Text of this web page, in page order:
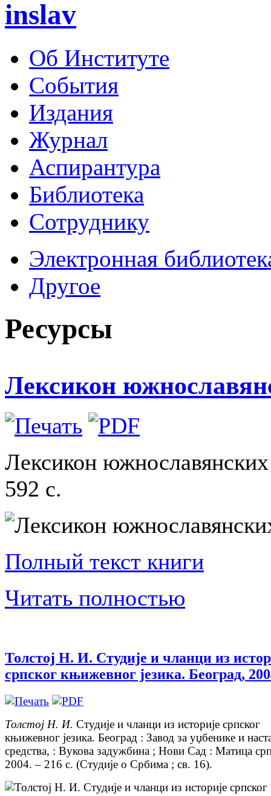
inslav
Об Институте
События
Издания
Журнал
Аспирантура
Библиотека
Сотруднику
Электронная
Другое
Ресурсы
Лексикон
Лексикон
592 с.
Полный текст книги
Читать полностью
Толстој Н. И. Студије и чланци из
српског књижевног језика. Београд,
Толстој Н. И. Студије и чланци из историје српског
књижевног језика. Београд : Завод за уџбенике и
средства, : Вукова задужбина ; Нови Сад : Матица
2004. – 216 с. (Студије о Србима ; св. 16).